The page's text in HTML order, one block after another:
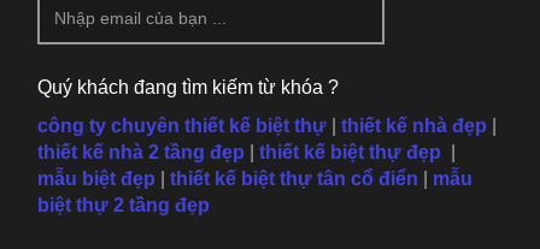
Quý khách đang tìm kiếm từ khóa ?
công ty chuyên thiết kế biệt thự |thiết kế nhà đẹp
thiết kế nhà 2 tầng đẹp
thiết kế biệt thự đẹp
mẫu biệt đẹp thiết kế biệt thự tân cổ điển
mẫu
biệt thự 2 tầng đẹp